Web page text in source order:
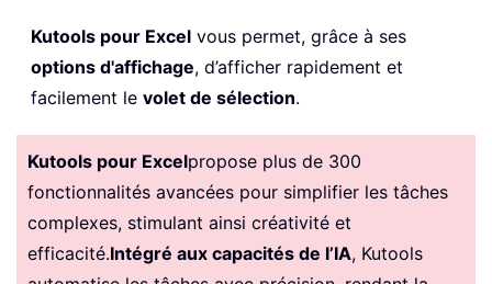
Kutools pour Excel vous permet, grâce à ses
options d'affichage, d’afficher rapidement et
facilement le volet de sélection.
Kutools pour Excelpropose plus de 300
fonctionnalités avancées pour simplifier les tâches
complexes, stimulant ainsi créativité et
efficacité.Intégré aux capacités de l’IA, Kutools